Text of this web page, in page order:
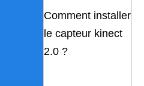
Comment installer
le capteur kinect
2.0 ?